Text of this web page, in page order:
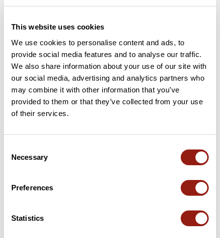
This website uses cookies
We use cookies to personalise content and ads, to
provide social media features and to analyse our traffic.
We also share information about your use of our site with
our social media, advertising and analytics partners who
may combine it with other information that you’ve
provided to them or that they’ve collected from your use
of their services.
Selection
Necessary
Preferences
Statistics
Cols le long du parcours
47 km
Résumé
Bernac-Dessus. Ce parcours emprunte 73,3 km de routes. Il
présente une ascension cumulée de plus de 780m. Prévoyez